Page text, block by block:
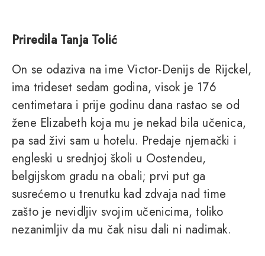
Priredila Tanja Tolić
On se odaziva na ime Victor-Denijs de Rijckel,
ima trideset sedam godina, visok je 176
centimetara i prije godinu dana rastao se od
žene Elizabeth koja mu je nekad bila učenica,
pa sad živi sam u hotelu. Predaje njemački i
engleski u srednjoj školi u Oostendeu,
belgijskom gradu na obali; prvi put ga
susrećemo u trenutku kad zdvaja nad time
zašto je nevidljiv svojim učenicima, toliko
nezanimljiv da mu čak nisu dali ni nadimak.